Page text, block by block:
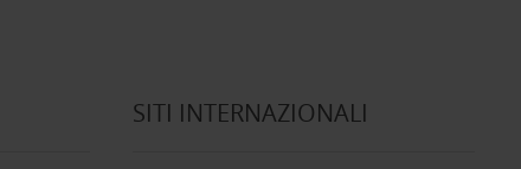
SITI INTERNAZIONALI